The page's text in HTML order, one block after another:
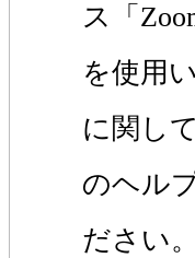
ス「
を使用
に関し
のヘル
ださい